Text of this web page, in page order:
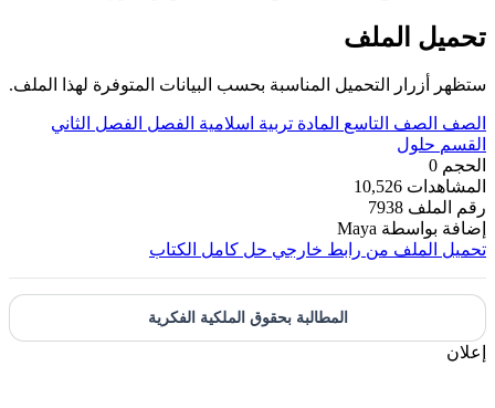
تحميل الملف
ستظهر أزرار التحميل المناسبة بحسب البيانات المتوفرة لهذا الملف.
الصف الصف التاسع المادة تربية اسلامية الفصل
الفصل الثاني
القسم حلول
الحجم 0
المشاهدات 10,526
رقم الملف 7938
إضافة بواسطة Maya
تحميل الملف من رابط خارجي حل كامل الكتاب
المطالبة بحقوق الملكية الفكرية
إعلان